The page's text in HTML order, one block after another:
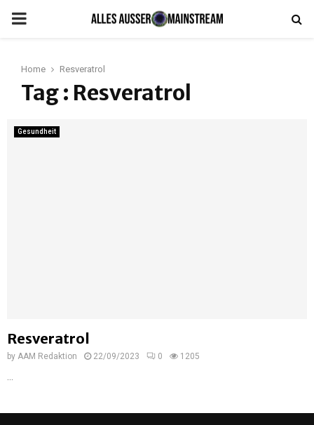
PRIMARY
Home Resveratrol
Tag : Resveratrol
Gesundheit
Resveratrol
by AAM Redaktion 22/09/2023 0 1205
...